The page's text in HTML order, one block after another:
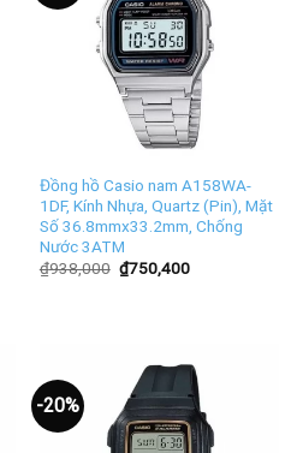
Đồng hồ Casio nam A158WA-
1DF, Kính Nhựa, Quartz (Pin), Mặt
Số 36.8mmx33.2mm, Chống
Nước 3ATM
₫938,000 ₫750,400
-20%